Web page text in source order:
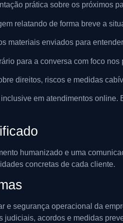
prática sobre os próximos
relatando de forma breve a
materiais enviados para
para a conversa com foco
direitos, riscos e medidas
em atendimentos
humanizado e uma
concretas de cada cliente.
e segurança operacional da
judiciais, acordos e medidas